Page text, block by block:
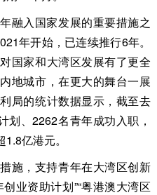
入国家发展的重要措施之
年开始，已连续推行6年。
国家和大湾区发展有了更全
地城市，在更大的舞台一展
局的统计数据显示，截至去
划、2262名青年成功入职，
亿港元。
，支持青年在大湾区创新
业资助计划”“粤港澳大湾区